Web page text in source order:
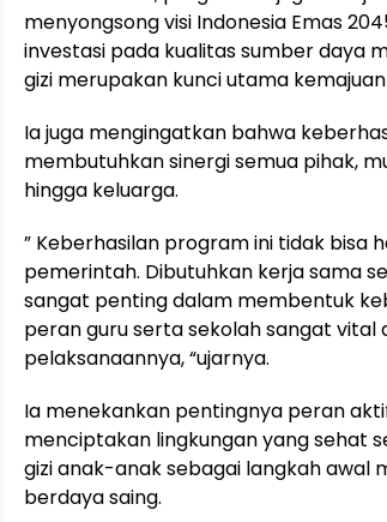
menyongsong visi Indonesia Emas
investasi pada kualitas sumber daya
gizi merupakan kunci utama
Ia juga mengingatkan bahwa
membutuhkan sinergi semua pihak,
hingga keluarga.
” Keberhasilan program ini tidak bisa
pemerintah. Dibutuhkan kerja sama
sangat penting dalam membentuk
peran guru serta sekolah sangat vital
pelaksanaannya, “ujarnya.
Ia menekankan pentingnya peran
menciptakan lingkungan yang sehat
gizi anak-anak sebagai langkah awal
berdaya saing.